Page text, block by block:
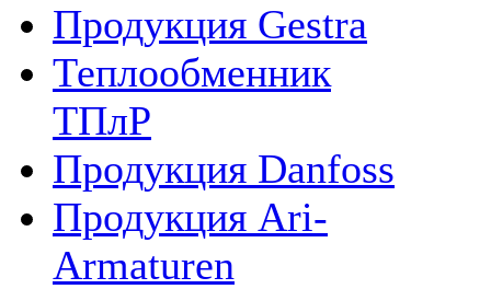
Продукция Gestra
Теплообменник
ТПлР
Продукция Danfoss
Продукция Ari-
Armaturen